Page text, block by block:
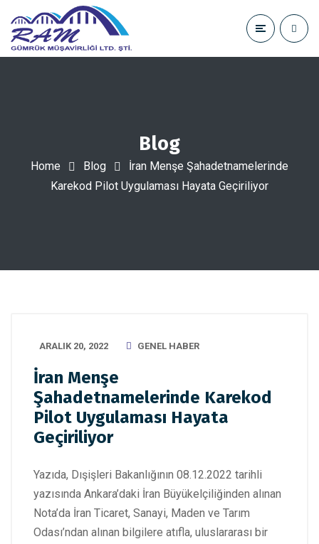
Blog
Home Blog
İran Menşe Şahadetnamelerinde
Karekod Pilot Uygulaması Hayata Geçiriliyor
ARALIK 20, 2022 GENEL HABER
İran Menşe
Şahadetnamelerinde Karekod
Pilot Uygulaması Hayata
Geçiriliyor
Yazıda, Dışişleri Bakanlığının 08.12.2022 tarihli
yazısında Ankara’daki İran Büyükelçiliğinden alınan
Nota’da İran Ticaret, Sanayi, Maden ve Tarım
Odası’ndan alınan bilgilere atıfla, uluslararası bir